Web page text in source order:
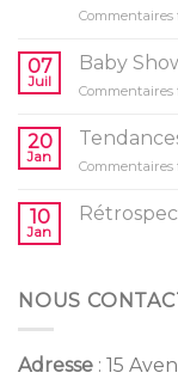
Commentaires
07
Juil
Baby
Commentaires
20
Jan
Commentaires
10
Jan
NOUS
Adresse : 15